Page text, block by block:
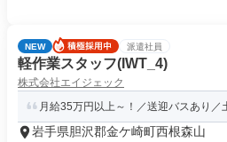
NEW 派遣社員
軽作業スタッフ(IWT_4)
株式会社エイジェック
月給35万円以上～！／送迎バスあり／
岩手県胆沢郡金ケ崎町西根森山